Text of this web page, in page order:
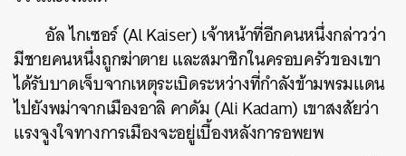
อัล ไกเซอร์ (Al Kaiser) เจ้าหน้าที่อีกคนหนึ่งกล่าวว่า
มีชายคนหนึ่งถูกฆ่าตาย และสมาชิกในครอบครัวของเขา
ได้รับบาดเจ็บจากเหตุระเบิดระหว่างที่กำลังข้ามพรมแดน
ไปยังพม่าจากเมืองอาลิ คาดัม (Ali Kadam) เขาสงสัยว่า
แรงจูงใจทางการเมืองจะอยู่เบื้องหลังการอพยพ